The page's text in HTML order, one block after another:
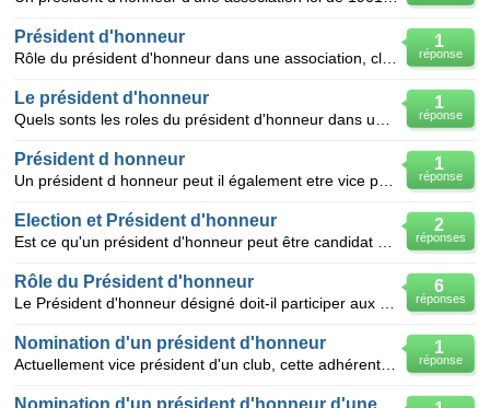
1
réponse
Président d'honneur
1
réponse
Le président d'honneur
1
réponse
Président d honneur
2
réponses
Election et Président d'honneur
6
réponses
Rôle du Président d'honneur
1
réponse
Nomination d'un président d'honneur